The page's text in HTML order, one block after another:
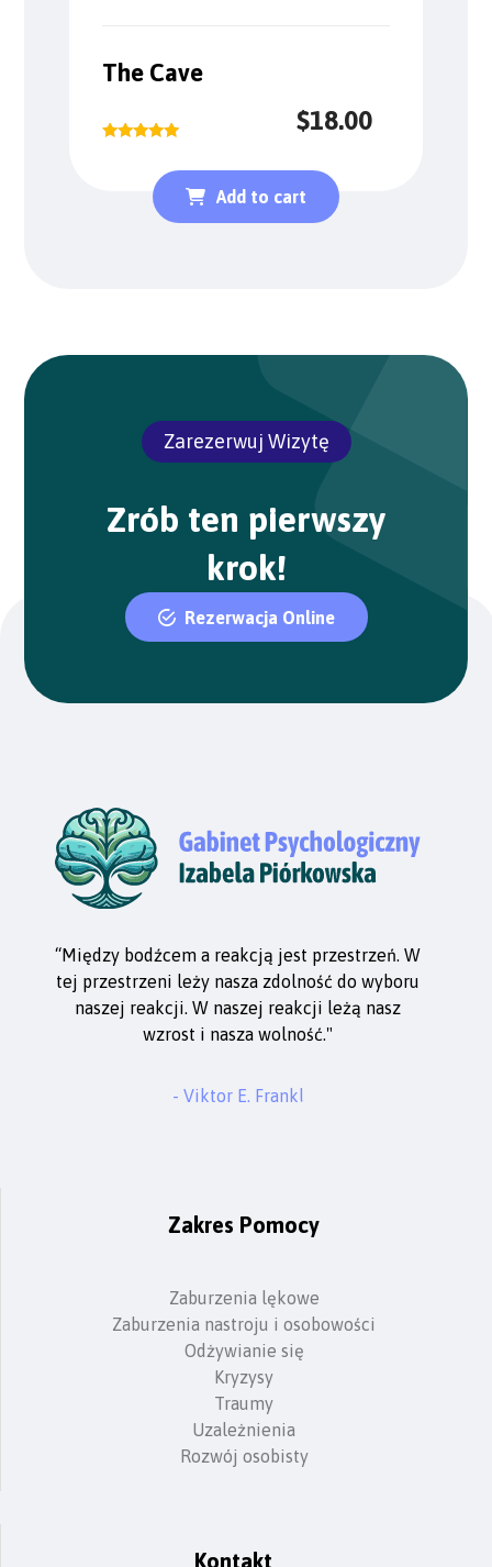
The Cave
$18.00
Add to cart
Zarezerwuj Wizytę
Zrób ten pierwszy
krok!
Rezerwacja Online
“Między bodźcem a reakcją jest przestrzeń. W
tej przestrzeni leży nasza zdolność do wyboru
naszej reakcji. W naszej reakcji leżą nasz
wzrost i nasza wolność."
- Viktor E. Frankl
Zakres Pomocy
Zaburzenia lękowe
Zaburzenia nastroju i osobowości
Odżywianie się
Kryzysy
Traumy
Uzależnienia
Rozwój osobisty
Kontakt